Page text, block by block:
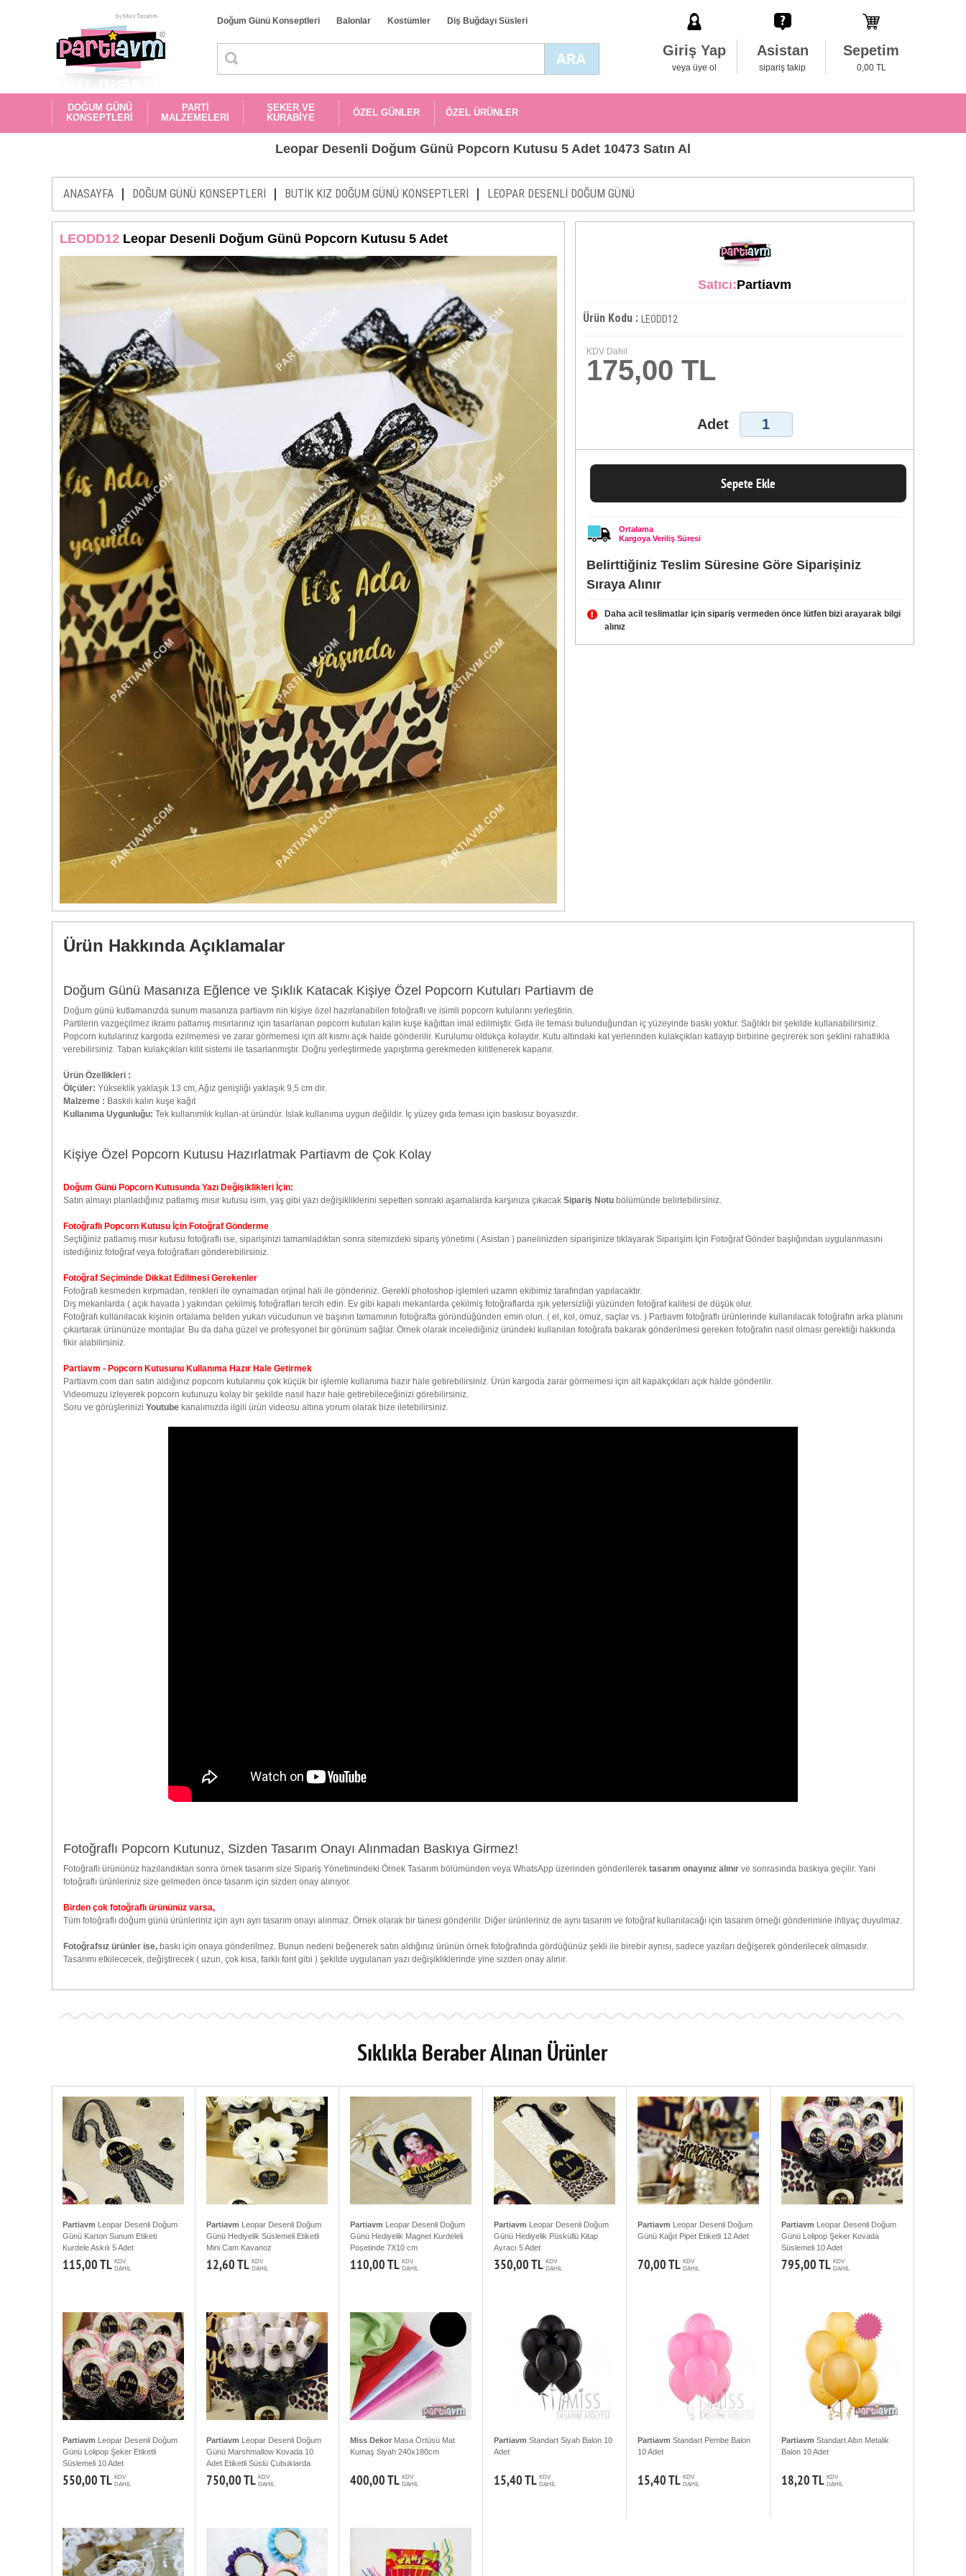
Doğum Günü Konseptleri Balonlar Kostümler Diş Buğdayı Süsleri
Giriş Yap
veya üye ol
Asistan
sipariş takip
Sepetim
0,00 TL
DOĞUM GÜNÜ
KONSEPTLERİ
PARTİ
MALZEMELERİ
ŞEKER VE
KURABİYE
ÖZEL GÜNLER ÖZEL ÜRÜNLER
Leopar Desenli Doğum Günü Popcorn Kutusu 5 Adet 10473 Satın Al
ANASAYFA | DOĞUM GÜNÜ KONSEPTLERİ | BUTİK KIZ DOĞUM GÜNÜ KONSEPTLERİ | LEOPAR DESENLİ DOĞUM GÜNÜ
LEODD12 Leopar Desenli Doğum Günü Popcorn Kutusu 5 Adet
Satıcı:Partiavm
Ürün Kodu : LEODD12
KDV Dahil
175,00 TL
Adet
Sepete Ekle
Ortalama
Kargoya Veriliş Süresi
Belirttiğiniz Teslim Süresine Göre Siparişiniz
Sıraya Alınır
Daha acil teslimatlar için sipariş vermeden önce lütfen bizi arayarak bilgi
alınız
Ürün Hakkında Açıklamalar
Doğum Günü Masanıza Eğlence ve Şıklık Katacak Kişiye Özel Popcorn Kutuları Partiavm de
Doğum günü kutlamanızda sunum masanıza partiavm nin kişiye özel hazırlanabilen fotoğraflı ve isimli popcorn kutularını yerleştirin.
Partilerin vazgeçilmez ikramı patlamış mısırlarınız için tasarlanan popcorn kutuları kalın kuşe kağıttan imal edilmiştir. Gıda ile teması bulunduğundan iç yüzeyinde baskı yoktur. Sağlıklı bir şekilde kullanabilirsiniz.
Popcorn kutularınız kargoda ezilmemesi ve zarar görmemesi için alt kısmı açık halde gönderilir. Kurulumu oldukça kolaydır. Kutu altındaki kat yerlerinden kulakçıkları katlayıp birbirine geçirerek son şeklini rahatlıkla
verebilirsiniz. Taban kulakçıkları kilit sistemi ile tasarlanmıştır. Doğru yerleştirmede yapıştırma gerekmeden kilitlenerek kapanır.
Ürün Özellikleri :
Ölçüler: Yükseklik yaklaşık 13 cm, Ağız genişliği yaklaşık 9,5 cm dir.
Malzeme : Baskılı kalın kuşe kağıt
Kullanıma Uygunluğu: Tek kullanımlık kullan-at üründür. Islak kullanıma uygun değildir. İç yüzey gıda teması için baskısız boyasızdır.
Kişiye Özel Popcorn Kutusu Hazırlatmak Partiavm de Çok Kolay
Doğum Günü Popcorn Kutusunda Yazı Değişiklikleri İçin:
Satın almayı planladığınız patlamış mısır kutusu isim, yaş gibi yazı değişikliklerini sepetten sonraki aşamalarda karşınıza çıkacak Sipariş Notu bölümünde belirtebilirsiniz.
Fotoğraflı Popcorn Kutusu İçin Fotoğraf Gönderme
Seçtiğiniz patlamış mısır kutusu fotoğraflı ise, siparişinizi tamamladıktan sonra sitemizdeki sipariş yönetimi ( Asistan ) panelinizden siparişinize tıklayarak Siparişim İçin Fotoğraf Gönder başlığından uygulanmasını
istediğiniz fotoğraf veya fotoğrafları gönderebilirsiniz.
Fotoğraf Seçiminde Dikkat Edilmesi Gerekenler
Fotoğrafı kesmeden kırpmadan, renkleri ile oynamadan orjinal hali ile gönderiniz. Gerekli photoshop işlemleri uzamn ekibimiz tarafından yapılacaktır.
Dış mekanlarda ( açık havada ) yakından çekilmiş fotoğrafları tercih edin. Ev gibi kapalı mekanlarda çekilmiş fotoğraflarda ışık yetersizliği yüzünden fotoğraf kalitesi de düşük olur.
Fotoğrafı kullanılacak kişinin ortalama belden yukarı vücudunun ve başının tamamının fotoğrafta göründüğünden emin olun. ( el, kol, omuz, saçlar vs. ) Partiavm fotoğraflı ürünlerinde kullanılacak fotoğrafın arka planını
çıkartarak ürününüze montajlar. Bu da daha güzel ve profesyonel bir görünüm sağlar. Örnek olarak incelediğiniz üründeki kullanılan fotoğrafa bakarak gönderilmesi gereken fotoğrafın nasıl olması gerektiği hakkında
fikir alabilirsiniz.
Partiavm - Popcorn Kutusunu Kullanıma Hazır Hale Getirmek
Partiavm.com dan satın aldığınız popcorn kutularınu çok küçük bir işlemle kullanıma hazır hale getirebilirsiniz. Ürün kargoda zarar görmemesi için alt kapakçıkları açık halde gönderilir.
Videomuzu izleyerek popcorn kutunuzu kolay bir şekilde nasıl hazır hale getirebileceğinizi görebilirsiniz.
Soru ve görüşlerinizi Youtube kanalımızda ilgili ürün videosu altına yorum olarak bize iletebilirsiniz.
Fotoğraflı Popcorn Kutunuz, Sizden Tasarım Onayı Alınmadan Baskıya Girmez!
Fotoğraflı ürününüz hazılandıktan sonra örnek tasarım size Sipariş Yönetimindeki Örnek Tasarım bölümünden veya WhatsApp üzerinden gönderilerek tasarım onayınız alınır ve sonrasında baskıya geçilir. Yani
fotoğraflı ürünleriniz size gelmeden önce tasarım için sizden onay alınıyor.
Birden çok fotoğraflı ürününüz varsa,
Tüm fotoğraflı doğum günü ürünleriniz için ayrı ayrı tasarım onayı alınmaz. Örnek olarak bir tanesi gönderilir. Diğer ürünleriniz de aynı tasarım ve fotoğraf kullanılacağı için tasarım örneği gönderimine ihtiyaç duyulmaz.
Fotoğrafsız ürünler ise, baskı için onaya gönderilmez. Bunun nedeni beğenerek satın aldığınız ürünün örnek fotoğrafında gördüğünüz şekli ile birebir aynısı, sadece yazıları değişerek gönderilecek olmasıdır.
Tasarımı etkilececek, değiştirecek ( uzun, çok kısa, farklı font gibi ) şekilde uygulanan yazı değişikliklerinde yine sizden onay alınır.
Sıklıkla Beraber Alınan Ürünler
Partiavm Leopar Desenli Doğum
Günü Karton Sunum Etiketi
Kurdele Askılı 5 Adet
115,00 TL KDV
DAHİL
Partiavm Leopar Desenli Doğum
Günü Hediyelik Süslemeli Etiketli
Mini Cam Kavanoz
12,60 TL KDV
DAHİL
Partiavm Leopar Desenli Doğum
Günü Hediyelik Magnet Kurdeleli
Poşetinde 7X10 cm
110,00 TL KDV
DAHİL
Partiavm Leopar Desenli Doğum
Günü Hediyelik Püsküllü Kitap
Ayracı 5 Adet
350,00 TL KDV
DAHİL
Partiavm Leopar Desenli Doğum
Günü Kağıt Pipet Etiketli 12 Adet
70,00 TL KDV
DAHİL
Partiavm Leopar Desenli Doğum
Günü Lolipop Şeker Kovada
Süslemeli 10 Adet
795,00 TL KDV
DAHİL
Partiavm Leopar Desenli Doğum
Günü Lolipop Şeker Etiketli
Süslemeli 10 Adet
550,00 TL KDV
DAHİL
Partiavm Leopar Desenli Doğum
Günü Marshmallow Kovada 10
Adet Etiketli Süslü Çubuklarda
750,00 TL KDV
DAHİL
Miss DekorMasa Örtüsü Mat
Kumaş Siyah 240x180cm
400,00 TL KDV
DAHİL
Partiavm Standart Siyah Balon 10
Adet
15,40 TL KDV
DAHİL
Partiavm Standart Pembe Balon
10 Adet
15,40 TL KDV
DAHİL
Partiavm Standart Altın Metalik
Balon 10 Adet
18,20 TL KDV
DAHİL